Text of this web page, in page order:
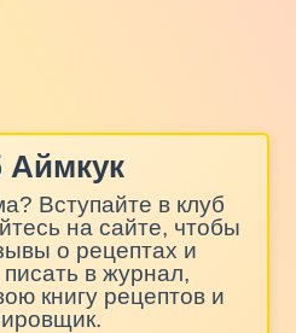
Аймкук
Вступайте в клуб
на сайте, чтобы
о рецептах и
в журнал,
книгу рецептов и